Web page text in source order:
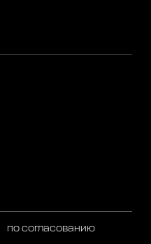
по согласованию